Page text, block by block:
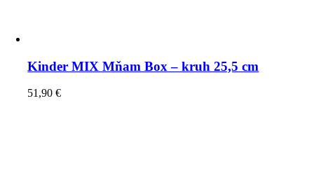
Kinder MIX Mňam Box – kruh 25,5 cm
51,90€